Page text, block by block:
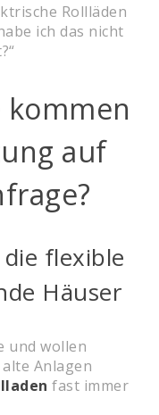
Rollläden
ich das nicht
kommen
auf
flexible
Häuser
und wollen
Anlagen
fast immer